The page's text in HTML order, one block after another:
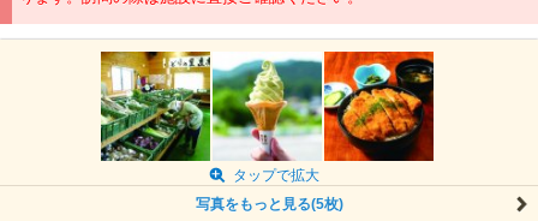
タップで拡大
写真をもっと見る(5枚)